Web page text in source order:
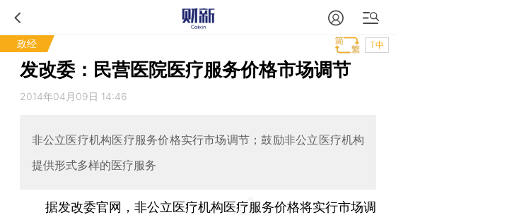
政经 T中
发改委：民营医院医疗服务价格市场调节
2014年04月09日 14:46
非公立医疗机构医疗服务价格实行市场调节；鼓励非公立医疗机构
提供形式多样的医疗服务
据发改委官网，非公立医疗机构医疗服务价格将实行市场调